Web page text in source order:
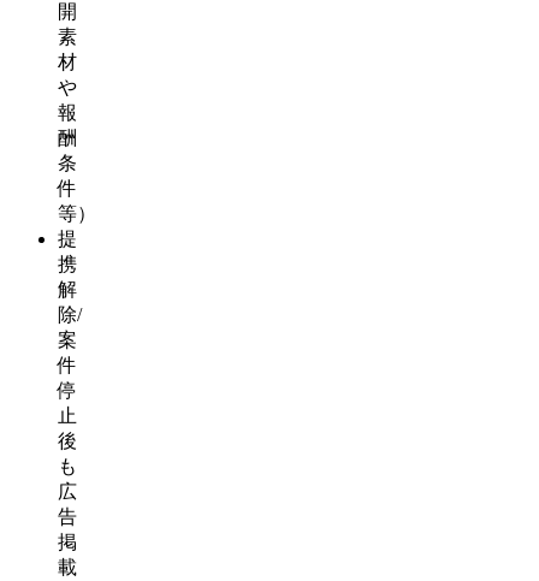
開
素
材
や
報
酬
条
件
等）
提
携
解
除/
案
件
停
止
後
も
広
告
掲
載